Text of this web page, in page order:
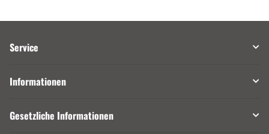
Service
Informationen
Gesetzliche Informationen